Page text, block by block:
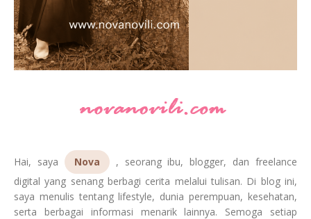
Hai, saya Nova
, seorang ibu, blogger, dan freelance
digital yang senang berbagi cerita melalui tulisan. Di blog ini,
saya menulis tentang lifestyle, dunia perempuan, kesehatan,
serta berbagai informasi menarik lainnya. Semoga setiap